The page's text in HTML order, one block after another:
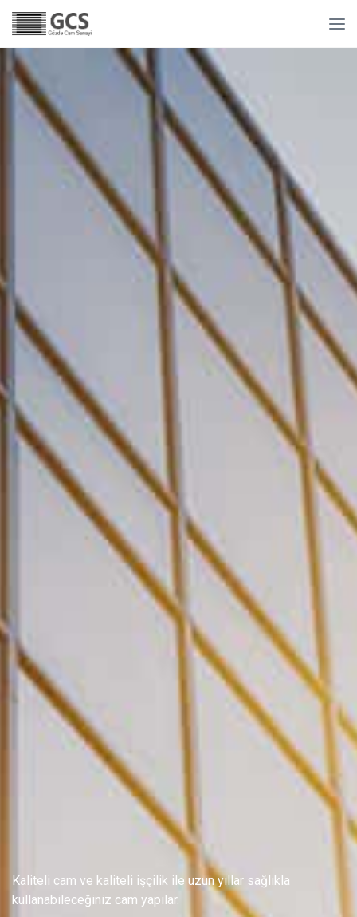
Kaliteli cam ve kaliteli işçilik ile uzun yıllar sağlıkla
kullanabileceğiniz cam yapılar.